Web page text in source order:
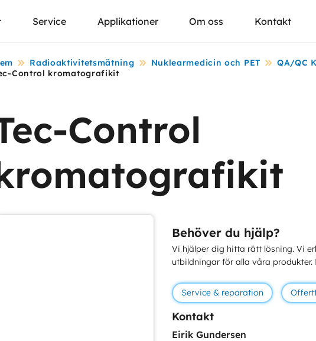
Service Applikationer Om oss Kontakt
Radioaktivitetsmätning Nuklearmedicin och PET QA/QC
Control kromatografikit
Control
Behöver du hjälp?
Vi hjälper dig hitta rätt lösning. Vi
utbildningar för alla våra
Service & reparation
Kontakt
Eirik Gundersen